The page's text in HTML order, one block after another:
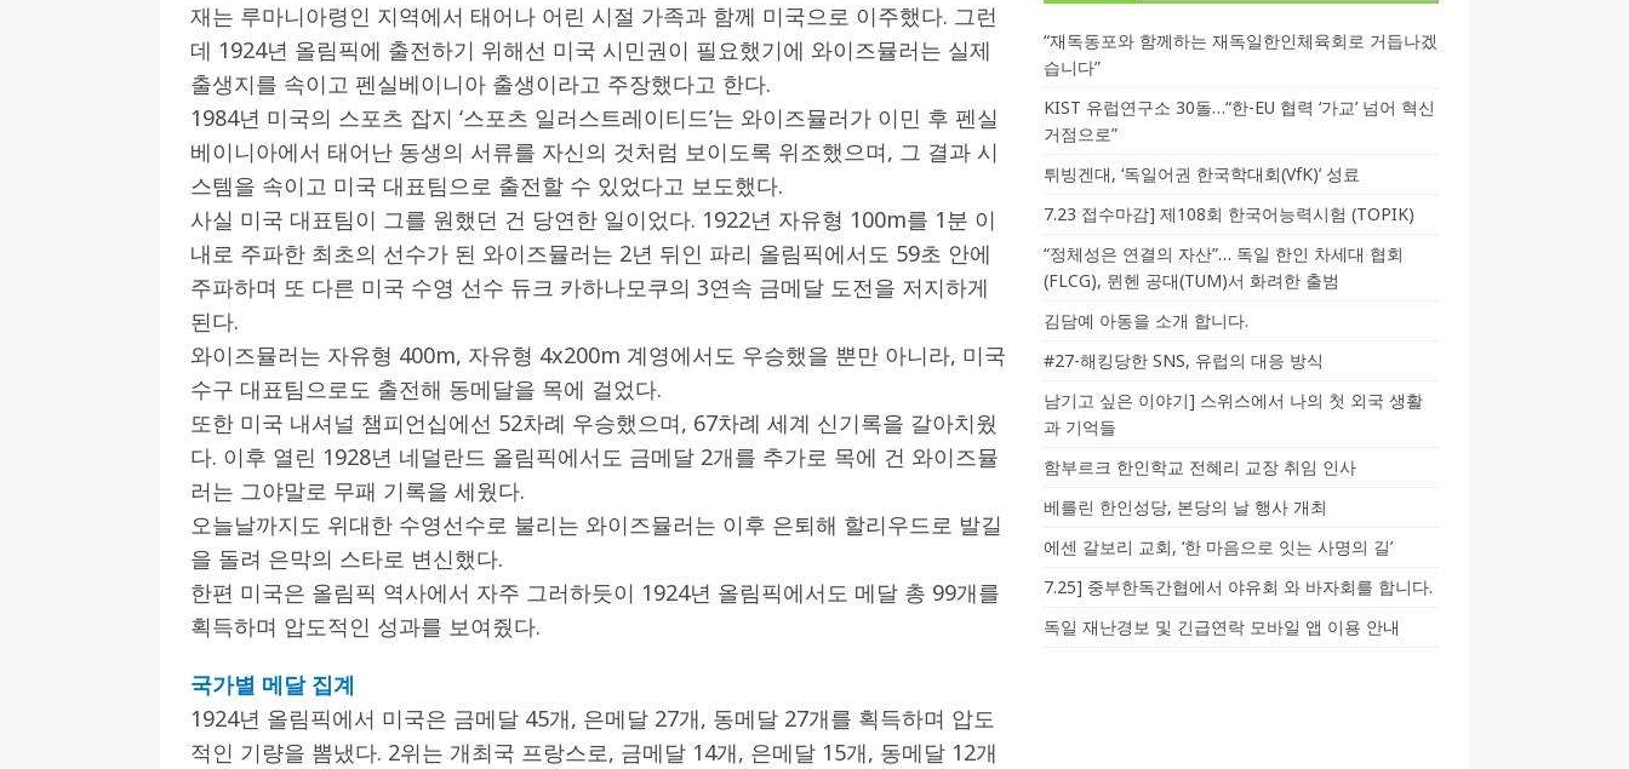
재는 루마니아령인 지역에서 태어나 어린 시절 가족과 함께 미국으로 이주했다. 그런
데 1924년 올림픽에 출전하기 위해선 미국 시민권이 필요했기에 와이즈뮬러는 실제
출생지를 속이고 펜실베이니아 출생이라고 주장했다고 한다.
1984년 미국의 스포츠 잡지 ‘스포츠 일러스트레이티드’는 와이즈뮬러가 이민 후 펜실
베이니아에서 태어난 동생의 서류를 자신의 것처럼 보이도록 위조했으며, 그 결과 시
스템을 속이고 미국 대표팀으로 출전할 수 있었다고 보도했다.
사실 미국 대표팀이 그를 원했던 건 당연한 일이었다. 1922년 자유형 100m를 1분 이
내로 주파한 최초의 선수가 된 와이즈뮬러는 2년 뒤인 파리 올림픽에서도 59초 안에
주파하며 또 다른 미국 수영 선수 듀크 카하나모쿠의 3연속 금메달 도전을 저지하게
된다.
와이즈뮬러는 자유형 400m, 자유형 4x200m 계영에서도 우승했을 뿐만 아니라, 미국
수구 대표팀으로도 출전해 동메달을 목에 걸었다.
또한 미국 내셔널 챔피언십에선 52차례 우승했으며, 67차례 세계 신기록을 갈아치웠
다. 이후 열린 1928년 네덜란드 올림픽에서도 금메달 2개를 추가로 목에 건 와이즈뮬
러는 그야말로 무패 기록을 세웠다.
오늘날까지도 위대한 수영선수로 불리는 와이즈뮬러는 이후 은퇴해 할리우드로 발길
을 돌려 은막의 스타로 변신했다.
한편 미국은 올림픽 역사에서 자주 그러하듯이 1924년 올림픽에서도 메달 총 99개를
획득하며 압도적인 성과를 보여줬다.
국가별 메달 집계
1924년 올림픽에서 미국은 금메달 45개, 은메달 27개, 동메달 27개를 획득하며 압도
적인 기량을 뽐냈다. 2위는 개최국 프랑스로, 금메달 14개, 은메달 15개, 동메달 12개
“재독동포와 함께하는 재독일한인체육회로 거듭나겠
습니다”
KIST 유럽연구소 30돌…“한-EU 협력 ‘가교’ 넘어 혁신
거점으로”
튀빙겐대, ‘독일어권 한국학대회(VfK)’ 성료
7.23 접수마감] 제108회 한국어능력시험 (TOPIK)
“정체성은 연결의 자산”… 독일 한인 차세대 협회
(FLCG), 뮌헨 공대(TUM)서 화려한 출범
김담예 아동을 소개 합니다.
#27-해킹당한 SNS, 유럽의 대응 방식
남기고 싶은 이야기] 스위스에서 나의 첫 외국 생활
과 기억들
함부르크 한인학교 전혜리 교장 취임 인사
베를린 한인성당, 본당의 날 행사 개최
에센 갈보리 교회, ‘한 마음으로 잇는 사명의 길’
7.25] 중부한독간협에서 야유회 와 바자회를 합니다.
독일 재난경보 및 긴급연락 모바일 앱 이용 안내